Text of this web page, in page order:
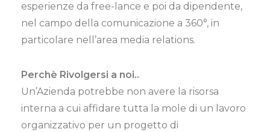
esperienze da free-lance e poi da dipendente,
nel campo della comunicazione a 360°, in
particolare nell’area media relations.
Perchè Rivolgersi a noi..
Un’Azienda potrebbe non avere la risorsa
interna a cui affidare tutta la mole di un lavoro
organizzativo per un progetto di